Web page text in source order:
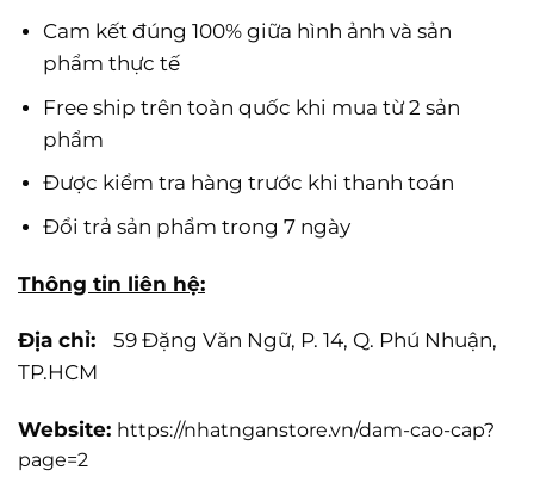
Cam kết đúng 100% giữa hình ảnh và sản
phẩm thực tế
Free ship trên toàn quốc khi mua từ 2 sản
phẩm
Được kiểm tra hàng trước khi thanh toán
Đổi trả sản phẩm trong 7 ngày
Thông tin liên hệ:
Địa chỉ: 59 Đặng Văn Ngữ, P. 14, Q. Phú Nhuận,
TP.HCM
Website: https://nhatnganstore.vn/dam-cao-cap?
page=2